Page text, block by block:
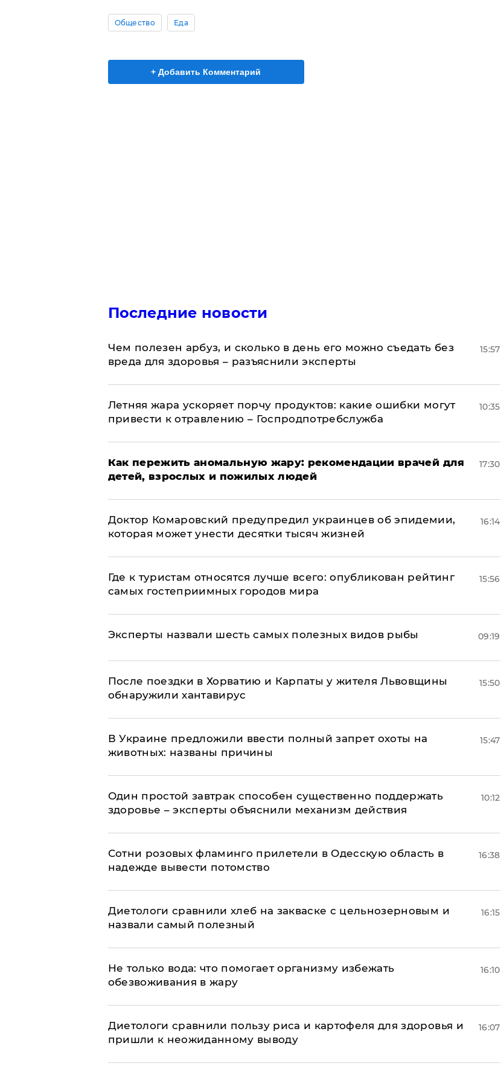
Общество Еда
+ Добавить Комментарий
Последние новости
Чем полезен арбуз, и сколько в день его можно съедать без
вреда для здоровья – разъяснили эксперты
15:57
Летняя жара ускоряет порчу продуктов: какие ошибки могут
привести к отравлению – Госпродпотребслужба
10:35
Как пережить аномальную жару: рекомендации врачей для
детей, взрослых и пожилых людей
17:30
Доктор Комаровский предупредил украинцев об эпидемии,
которая может унести десятки тысяч жизней
16:14
Где к туристам относятся лучше всего: опубликован рейтинг
самых гостеприимных городов мира
15:56
Эксперты назвали шесть самых полезных видов рыбы 09:19
После поездки в Хорватию и Карпаты у жителя Львовщины
обнаружили хантавирус
15:50
В Украине предложили ввести полный запрет охоты на
животных: названы причины
15:47
Один простой завтрак способен существенно поддержать
здоровье – эксперты объяснили механизм действия
10:12
Сотни розовых фламинго прилетели в Одесскую область в
надежде вывести потомство
16:38
Диетологи сравнили хлеб на закваске с цельнозерновым и
назвали самый полезный
16:15
Не только вода: что помогает организму избежать
обезвоживания в жару
16:10
Диетологи сравнили пользу риса и картофеля для здоровья и
пришли к неожиданному выводу
16:07